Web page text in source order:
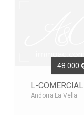
48 000
L-COMERCIAL
Andorra La Vella